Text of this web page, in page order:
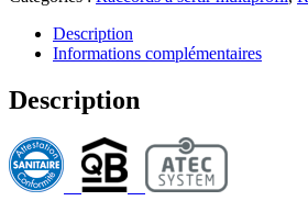
Description
Informations complémentaires
Description